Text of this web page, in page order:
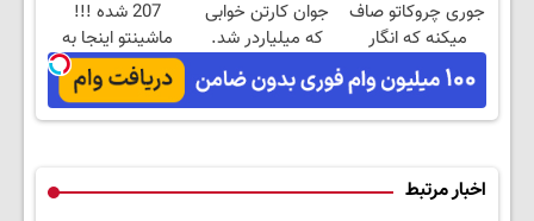
جوری چروکاتو صاف
میکنه که انگار
بوتاکس کردی!
(تخفیف ویژه)
جوان کارتن خوابی
که میلیاردر شد.
آموزش رایگان
207 شده !!!
ماشینتو اینجا به
راحتی بفروش
اخبار مرتبط